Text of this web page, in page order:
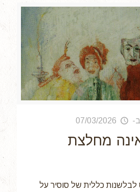
ב- 07/03/2026
מחלצת
כללית של סוסיר על